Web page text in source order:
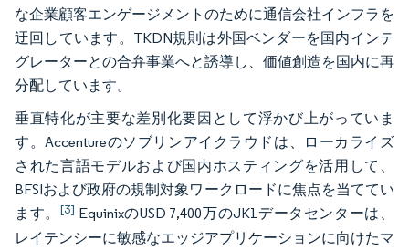
な企業顧客エンゲージメントのために通信会社インフラを
迂回しています。TKDN規則は外国ベンダーを国内インテ
グレーターとの合弁事業へと誘導し、価値創造を国内に再
分配しています。
垂直特化が主要な差別化要因として浮かび上がっていま
す。Accentureのソブリンアイクラウドは、ローカライズ
された言語モデルおよび国内ホスティングを活用して、
BFSIおよび政府の規制対象ワークロードに焦点を当ててい
ます。 [3] EquinixのUSD 7,400万のJK1データセンターは、
レイテンシーに敏感なエッジアプリケーションに向けたマ